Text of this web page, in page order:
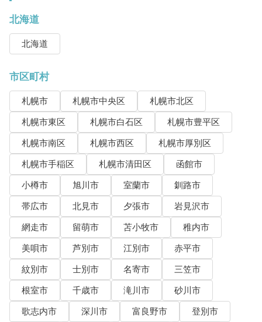
北海道
北海道
市区町村
札幌市 札幌市中央区
札幌市北区
札幌市東区
札幌市白石区
札幌市豊平区
札幌市南区
札幌市西区
札幌市厚別区
札幌市手稲区
札幌市清田区
函館市
小樽市
旭川市 室蘭市
釧路市
帯広市
北見市 夕張市
岩見沢市
網走市
留萌市 苫小牧市
稚内市
美唄市
芦別市 江別市
赤平市
紋別市
士別市 名寄市
三笠市
根室市
千歳市 滝川市
砂川市
歌志内市
深川市 富良野市
登別市